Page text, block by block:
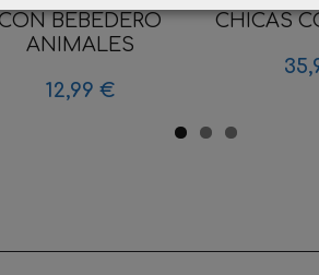
BEBEDERO
ANIMALES
12,99 €
CHICAS